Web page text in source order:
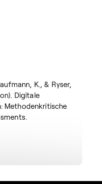
K., & Ryser,
Digitale
Methodenkritische